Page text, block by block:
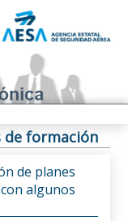
de formación
de planes
algunos